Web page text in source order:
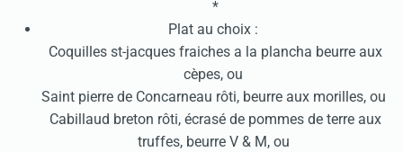
*
Plat au choix :
Coquilles st-jacques fraiches a la plancha beurre aux
cèpes, ou
Saint pierre de Concarneau rôti, beurre aux morilles, ou
Cabillaud breton rôti, écrasé de pommes de terre aux
truffes, beurre V & M, ou